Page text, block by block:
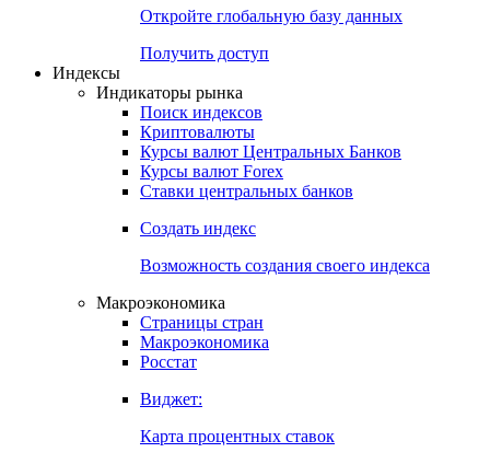
Откройте глобальную базу данных
Получить доступ
Индексы
Индикаторы рынка
Поиск индексов
Криптовалюты
Курсы валют Центральных Банков
Курсы валют Forex
Ставки центральных банков
Создать индекс
Возможность создания своего индекса
Макроэкономика
Страницы стран
Макроэкономика
Росстат
Виджет:
Карта процентных ставок